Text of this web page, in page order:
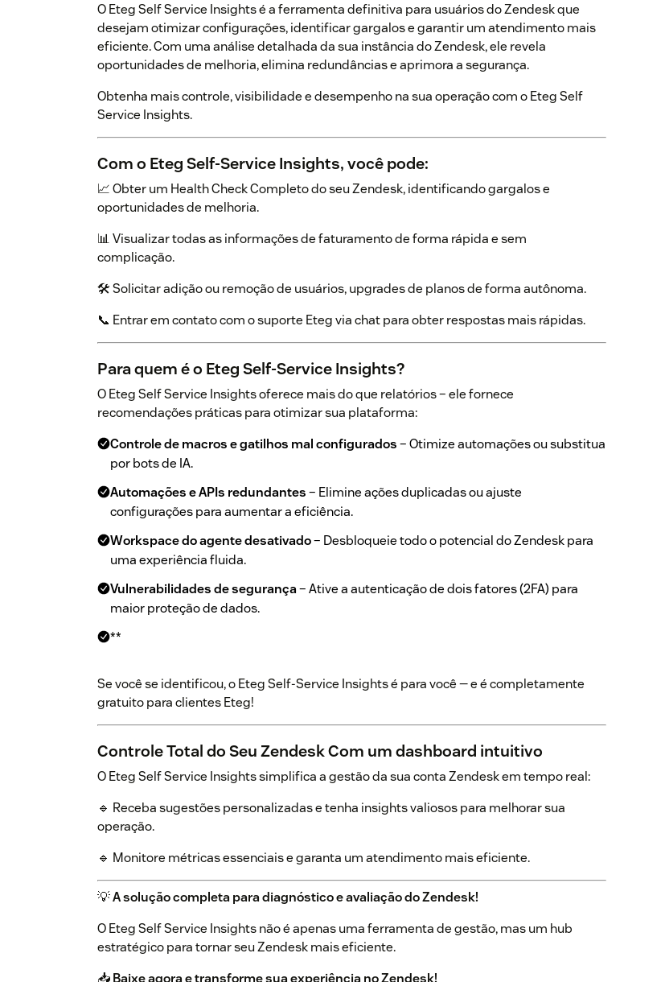
O Eteg Self Service Insights é a ferramenta definitiva para usuários do Zendesk que
desejam otimizar configurações, identificar gargalos e garantir um atendimento mais
eficiente. Com uma análise detalhada da sua instância do Zendesk, ele revela
oportunidades de melhoria, elimina redundâncias e aprimora a segurança.
Obtenha mais controle, visibilidade e desempenho na sua operação com o Eteg Self
Service Insights.
Com o Eteg Self-Service Insights, você pode:
📈 Obter um Health Check Completo do seu Zendesk, identificando gargalos e
oportunidades de melhoria.
📊 Visualizar todas as informações de faturamento de forma rápida e sem
complicação.
🛠️ Solicitar adição ou remoção de usuários, upgrades de planos de forma autônoma.
📞 Entrar em contato com o suporte Eteg via chat para obter respostas mais rápidas.
Para quem é o Eteg Self-Service Insights?
O Eteg Self Service Insights oferece mais do que relatórios – ele fornece
recomendações práticas para otimizar sua plataforma:
Controle de macros e gatilhos mal configurados– Otimize automações ou substitua
por bots de IA.
Automações e APIs redundantes– Elimine ações duplicadas ou ajuste
configurações para aumentar a eficiência.
Workspace do agente desativado– Desbloqueie todo o potencial do Zendesk para
uma experiência fluida.
Vulnerabilidades de segurança– Ative a autenticação de dois fatores (2FA) para
maior proteção de dados.
**
Se você se identificou, o Eteg Self-Service Insights é para você — e é completamente
gratuito para clientes Eteg!
Controle Total do Seu Zendesk Com um dashboard intuitivo
O Eteg Self Service Insights simplifica a gestão da sua conta Zendesk em tempo real:
🔹 Receba sugestões personalizadas e tenha insights valiosos para melhorar sua
operação.
🔹 Monitore métricas essenciais e garanta um atendimento mais eficiente.
💡A solução completa para diagnóstico e avaliação do Zendesk!
O Eteg Self Service Insights não é apenas uma ferramenta de gestão, mas um hub
estratégico para tornar seu Zendesk mais eficiente.
📥Baixe agora e transforme sua experiência no Zendesk!